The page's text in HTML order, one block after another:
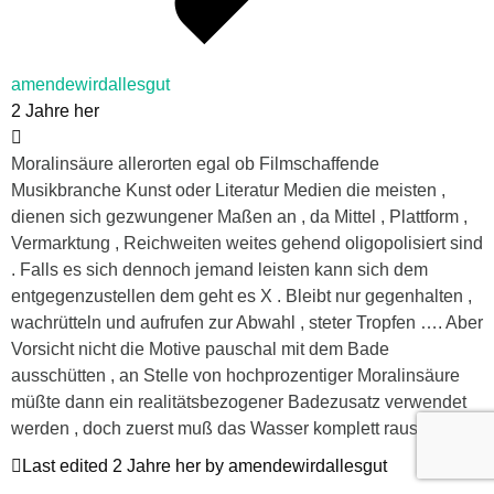
amendewirdallesgut
2 Jahre her
Moralinsäure allerorten egal ob Filmschaffende
Musikbranche Kunst oder Literatur Medien die meisten ,
dienen sich gezwungener Maßen an , da Mittel , Plattform ,
Vermarktung , Reichweiten weites gehend oligopolisiert sind
. Falls es sich dennoch jemand leisten kann sich dem
entgegenzustellen dem geht es X . Bleibt nur gegenhalten ,
wachrütteln und aufrufen zur Abwahl , steter Tropfen …. Aber
Vorsicht nicht die Motive pauschal mit dem Bade
ausschütten , an Stelle von hochprozentiger Moralinsäure
müßte dann ein realitätsbezogener Badezusatz verwendet
werden , doch zuerst muß das Wasser komplett raus !
Last edited 2 Jahre her by amendewirdallesgut